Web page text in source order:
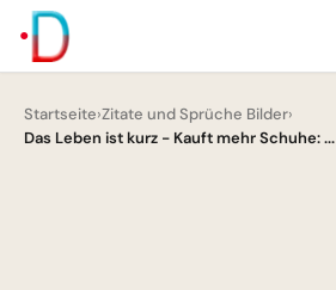
Startseite›Zitate und Sprüche Bilder›
Das Leben ist kurz - Kauft mehr Schuhe: ...